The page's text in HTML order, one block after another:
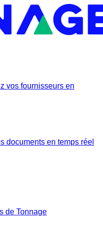
vos fournisseurs en
documents en temps réel
de Tonnage